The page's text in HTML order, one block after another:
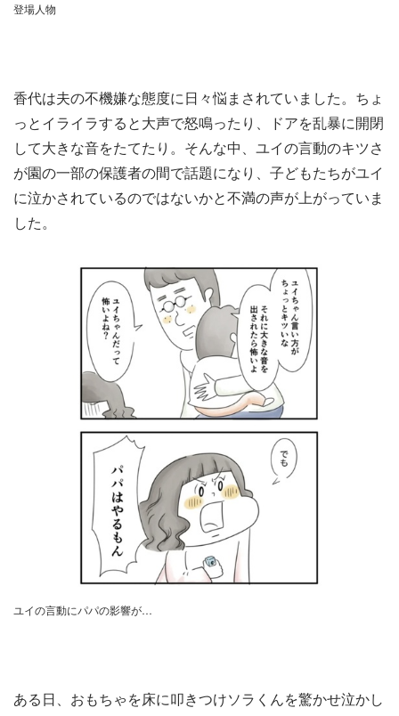
登場人物
香代は夫の不機嫌な態度に日々悩まされていました。ちょ
っとイライラすると大声で怒鳴ったり、ドアを乱暴に開閉
して大きな音をたてたり。そんな中、ユイの言動のキツさ
が園の一部の保護者の間で話題になり、子どもたちがユイ
に泣かされているのではないかと不満の声が上がっていま
した。
ユイの言動にパパの影響が…
ある日、おもちゃを床に叩きつけソラくんを驚かせ泣かし